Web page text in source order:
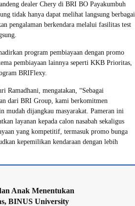
dealer Chery di BRI BO Payakumbuh
tidak hanya dapat melihat langsung berbagai
pengalaman berkendara melalui fasilitas test
program pembiayaan dengan promo
pembiayaan lainnya seperti KKB Prioritas,
BRIFlexy.
Ramadhani, mengatakan, “Sebagai
dari BRI Group, kami berkomitmen
mudah dijangkau masyarakat. Pameran ini
layanan kepada calon nasabah sekaligus
yang kompetitif, termasuk promo bunga
kepemilikan kendaraan dengan lebih
Anak Menentukan
BINUS University